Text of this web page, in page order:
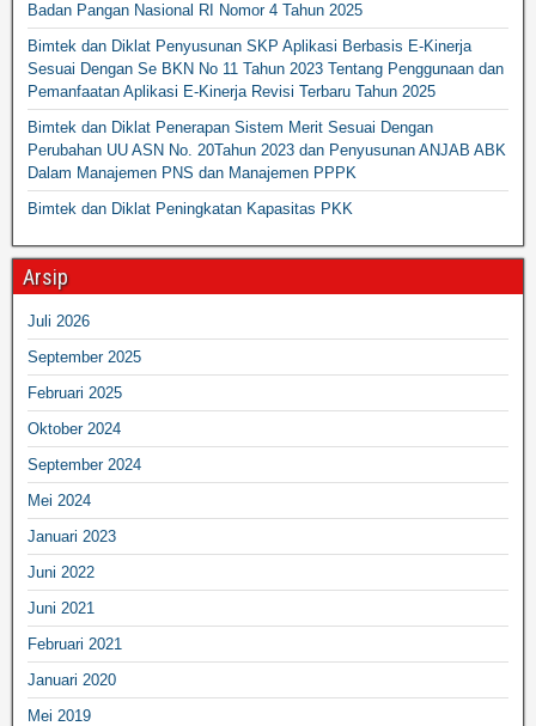
Badan Pangan Nasional RI Nomor 4 Tahun 2025
Bimtek dan Diklat Penyusunan SKP Aplikasi Berbasis E-Kinerja
Sesuai Dengan Se BKN No 11 Tahun 2023 Tentang Penggunaan dan
Pemanfaatan Aplikasi E-Kinerja Revisi Terbaru Tahun 2025
Bimtek dan Diklat Penerapan Sistem Merit Sesuai Dengan
Perubahan UU ASN No. 20Tahun 2023 dan Penyusunan ANJAB ABK
Dalam Manajemen PNS dan Manajemen PPPK
Bimtek dan Diklat Peningkatan Kapasitas PKK
Arsip
Juli 2026
September 2025
Februari 2025
Oktober 2024
September 2024
Mei 2024
Januari 2023
Juni 2022
Juni 2021
Februari 2021
Januari 2020
Mei 2019